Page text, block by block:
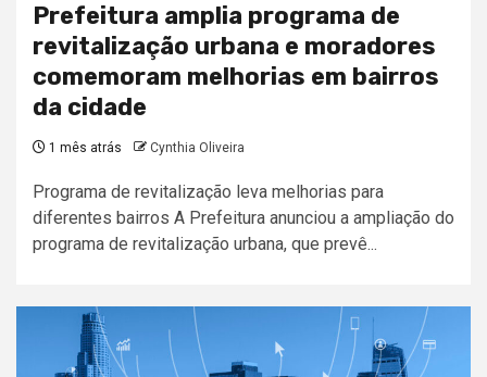
Prefeitura amplia programa de
revitalização urbana e moradores
comemoram melhorias em bairros
da cidade
1 mês atrás Cynthia Oliveira
Programa de revitalização leva melhorias para
diferentes bairros A Prefeitura anunciou a ampliação do
programa de revitalização urbana, que prevê...